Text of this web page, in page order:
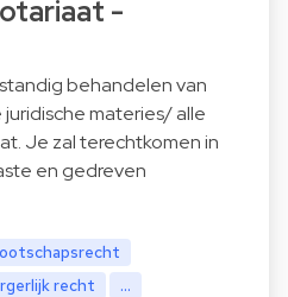
-
behandelen van
materies/ alle
Je zal terechtkomen in
en gedreven
recht ...